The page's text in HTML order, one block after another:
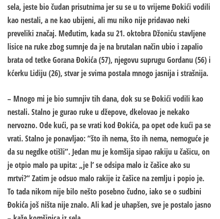
sela, jeste bio čudan prisutnima jer su se u to vrijeme Đokići vodili
kao nestali, a ne kao ubijeni, ali mu niko nije pridavao neki
preveliki značaj. Međutim, kada su 21. oktobra Džoniću stavljene
lisice na ruke zbog sumnje da je na brutalan način ubio i zapalio
brata od tetke Gorana Đokića (57), njegovu suprugu Gordanu (56) i
kćerku Lidiju (26), stvar je svima postala mnogo jasnija i strašnija.
– Mnogo mi je bio sumnjiv tih dana, dok su se Đokići vodili kao
nestali. Stalno je gurao ruke u džepove, dkelovao je nekako
nervozno. Ode kući, pa se vrati kod Đokića, pa opet ode kući pa se
vrati. Stalno je ponavljao: “što ih nema, što ih nema, nemoguće je
da su negdke otišli”. Jedan mu je komšija sipao rakiju u čašicu, on
je otpio malo pa upita: „je l’ se odsipa malo iz čašice ako su
mrtvi?“ Zatim je odsuo malo rakije iz čašice na zemlju i popio je.
To tada nikom nije bilo nešto posebno čudno, iako se o sudbini
Đokića još ništa nije znalo. Ali kad je uhapšen, sve je postalo jasno